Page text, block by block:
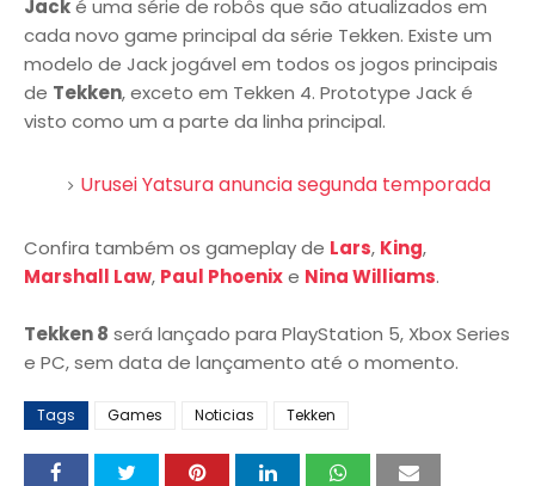
Jacké uma série de robôs que são atualizados em
cada novo game principal da série Tekken. Existe um
modelo de Jack jogável em todos os jogos principais
de Tekken, exceto em Tekken 4. Prototype Jack é
visto como um a parte da linha principal.
Urusei Yatsura anuncia segunda temporada
Confira também os gameplay de Lars, King,
Marshall Law, Paul Phoenixe Nina Williams.
Tekken 8 será lançado para PlayStation 5, Xbox Series
e PC, sem data de lançamento até o momento.
Tags Games Noticias Tekken